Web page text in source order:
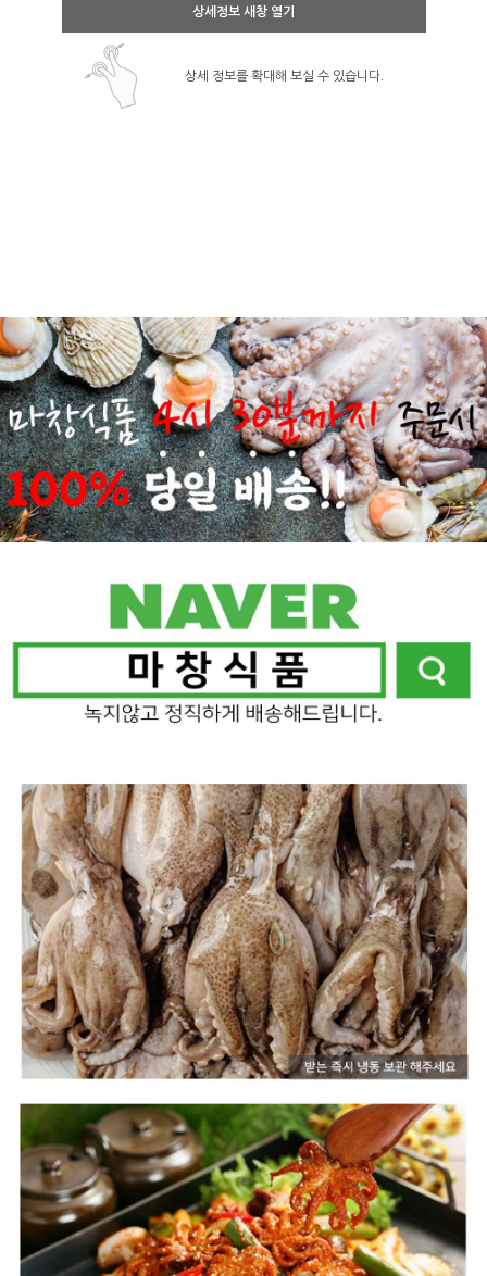
상세정보 새창 열기
상세 정보를 확대해 보실 수 있습니다.